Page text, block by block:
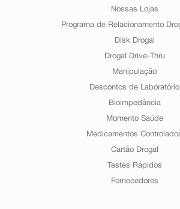
Nossas Lojas
Programa de Relacionamento
Disk Drogal
Drogal Drive-Thru
Manipulação
Descontos de Laboratório
Bioimpedância
Momento Saúde
Medicamentos
Cartão Drogal
Testes Rápidos
Fornecedores